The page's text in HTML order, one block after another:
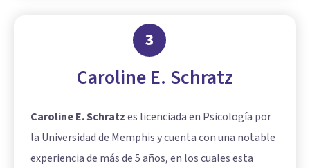
3
Caroline E. Schratz
Caroline E. Schratzes licenciada en Psicología por
la Universidad de Memphis y cuenta con una notable
experiencia de más de 5 años, en los cuales esta